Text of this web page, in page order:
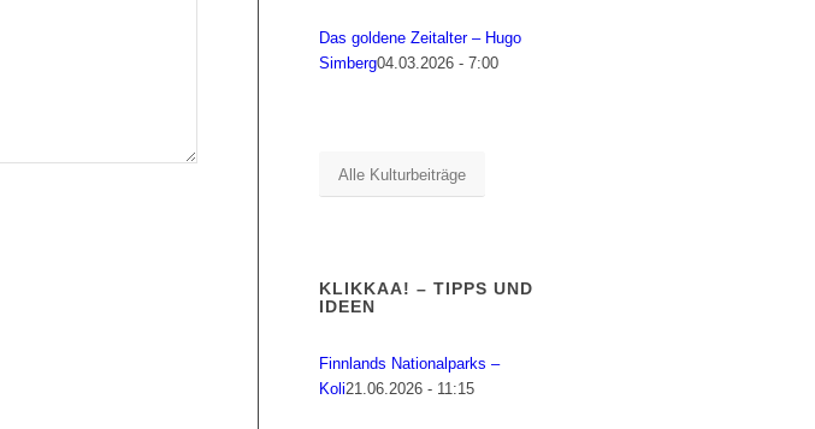
Das goldene Zeitalter – Hugo
Simberg04.03.2026 - 7:00
Alle Kulturbeiträge
KLIKKAA! – TIPPS UND
IDEEN
Finnlands Nationalparks –
Koli21.06.2026 - 11:15